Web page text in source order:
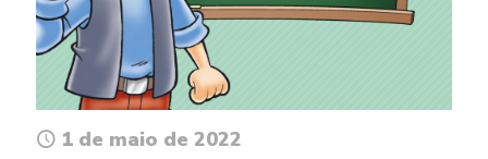
1 de maio de 2022